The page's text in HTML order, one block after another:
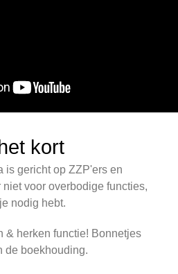
kort
is gericht op ZZP'ers en
voor overbodige functies,
nodig hebt.
& herken functie! Bonnetjes
de boekhouding.